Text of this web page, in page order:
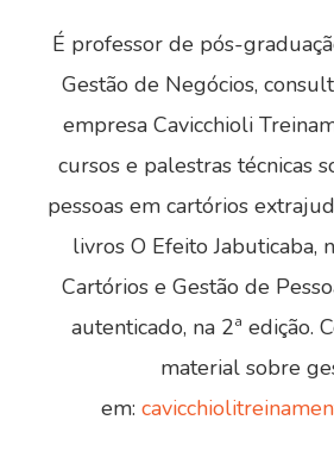
É professor de pós-
Gestão de Negócios,
empresa Cavicchioli
cursos e palestras técnicas
pessoas em cartórios
livros O Efeito Jabuticaba,
Cartórios e Gestão de
autenticado, na 2ª edição.
material sobre
em: